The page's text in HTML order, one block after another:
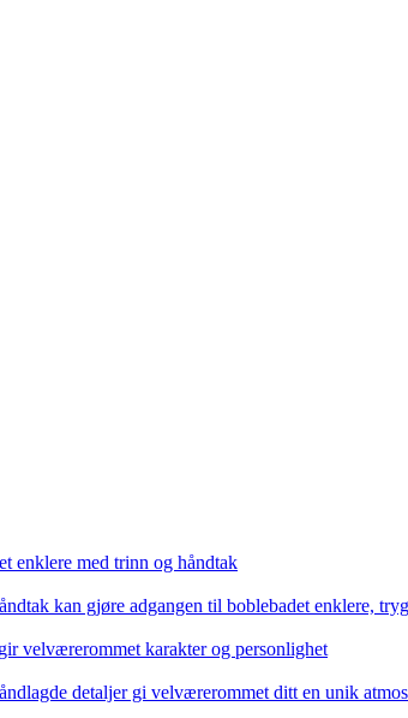
enklere med trinn og håndtak
kan gjøre adgangen til boblebadet enklere,
velværerommet karakter og personlighet
detaljer gi velværerommet ditt en unik